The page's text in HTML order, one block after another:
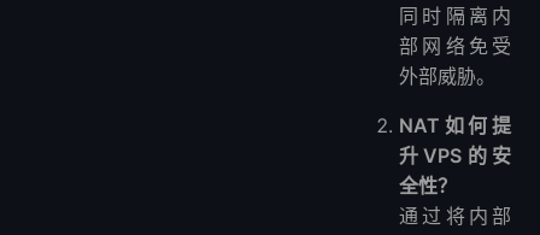
同时隔离内
部网络免受
外部威胁。
NAT如何提
升VPS的安
全性？
通过将内部